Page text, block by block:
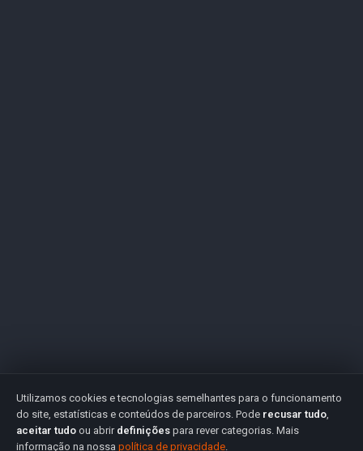
Utilizamos cookies e tecnologias semelhantes para o funcionamento
do site, estatísticas e conteúdos de parceiros. Pode recusar tudo,
aceitar tudo ou abrir definições para rever categorias. Mais
informação na nossa política de privacidade.